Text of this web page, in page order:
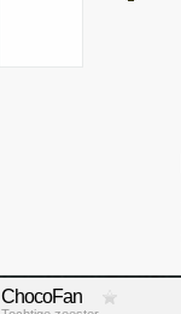
ChocoFan